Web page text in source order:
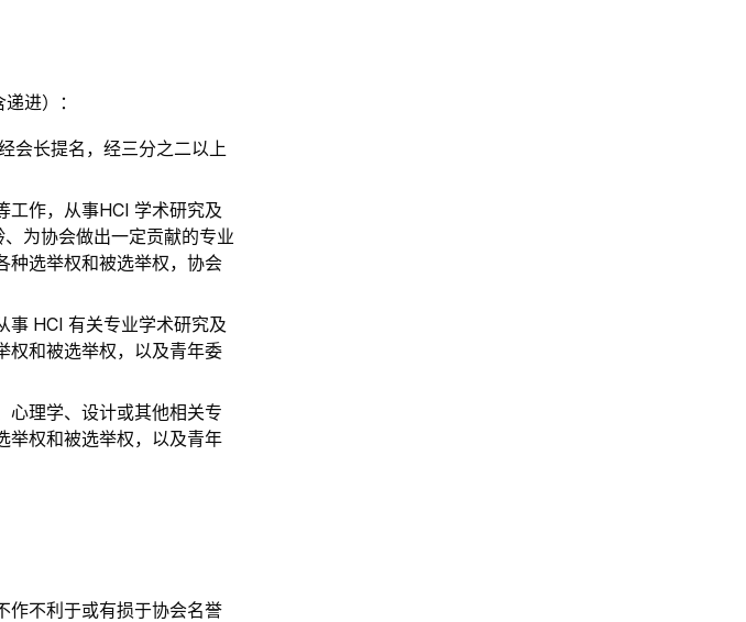
进）：
会长提名，经三分之二以上
工作，从事HCI 学术研究及
为协会做出一定贡献的专业
种选举权和被选举权，协会
事 HCI 有关专业学术研究及
权和被选举权，以及青年委
心理学、设计或其他相关专
举权和被选举权，以及青年
作不利于或有损于协会名誉